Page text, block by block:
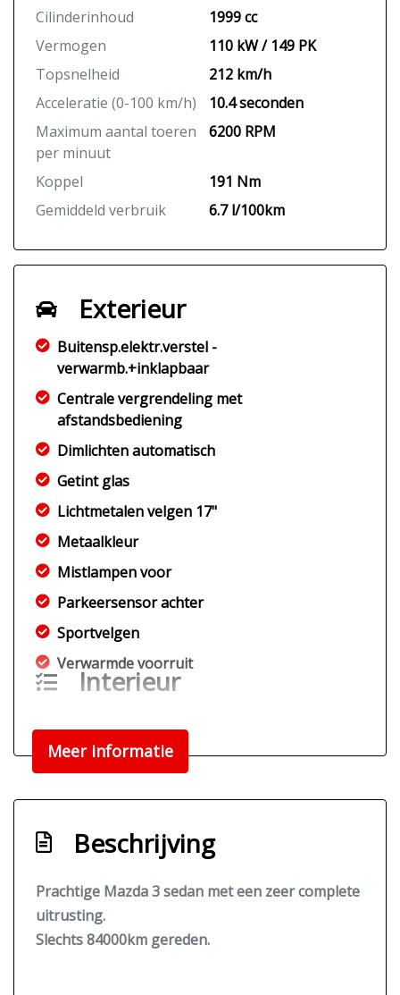
Cilinderinhoud
1999 cc
Vermogen
110 kW / 149 PK
Topsnelheid
212 km/h
Acceleratie (0-100 km/h)
10.4 seconden
Maximum aantal toeren
per minuut
6200 RPM
Koppel
191 Nm
Gemiddeld verbruik
6.7 l/100km
Exterieur
Buitensp.elektr.verstel -
verwarmb.+inklapbaar
Centrale vergrendeling met
afstandsbediening
Dimlichten automatisch
Getint glas
Lichtmetalen velgen 17"
Metaalkleur
Mistlampen voor
Parkeersensor achter
Sportvelgen
Verwarmde voorruit
Interieur
Armsteun voor
Hoofdsteunen anti-whiplash
Stuur en versnellingspook (kunst)leder
Stuurbekrachtiging
Meer informatie
Beschrijving
Prachtige Mazda 3 sedan met een zeer complete
uitrusting.
Slechts 84000km gereden.